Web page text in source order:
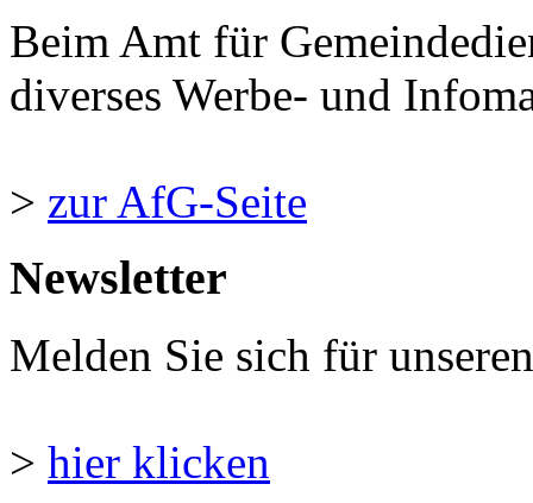
Beim Amt für
diverses Werbe- und
> zur AfG-Seite
Newsletter
Melden Sie sich für
> hier klicken